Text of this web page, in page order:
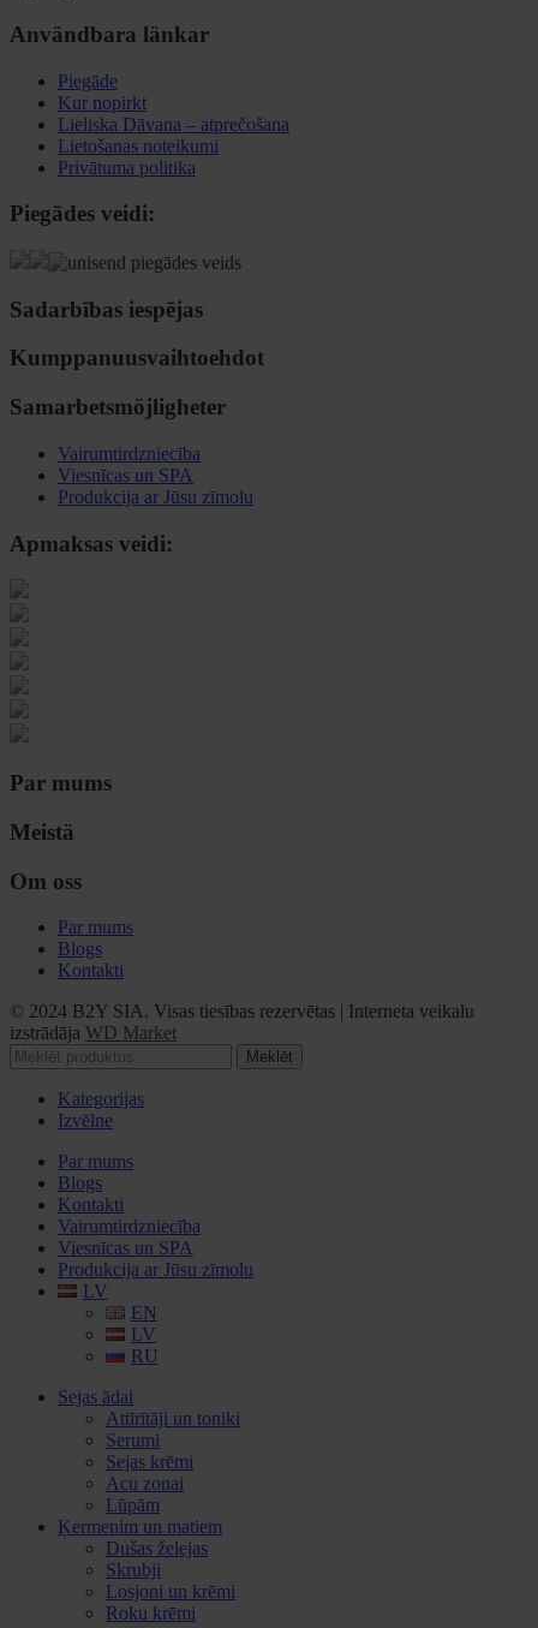
Användbara länkar
Piegāde
Kur nopirkt
Lieliska Dāvana – atprečošana
Lietošanas noteikumi
Privātuma politika
Piegādes veidi:
Sadarbības iespējas
Kumppanuusvaihtoehdot
Samarbetsmöjligheter
Vairumtirdzniecība
Viesnīcas un SPA
Produkcija ar Jūsu zīmolu
Apmaksas veidi:
Par mums
Meistä
Om oss
Par mums
Blogs
Kontakti
© 2024 B2Y SIA. Visas tiesības rezervētas | Interneta veikalu
izstrādāja WD Market
Meklēt
Kategorijas
Izvēlne
Par mums
Blogs
Kontakti
Vairumtirdzniecība
Viesnīcas un SPA
Produkcija ar Jūsu zīmolu
LV
EN
LV
RU
Sejas ādai
Attīrītāji un toniki
Serumi
Sejas krēmi
Acu zonai
Lūpām
Ķermenim un matiem
Dušas želejas
Skrubji
Losjoni un krēmi
Roku krēmi